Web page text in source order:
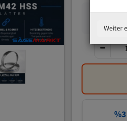
%3
Weiter